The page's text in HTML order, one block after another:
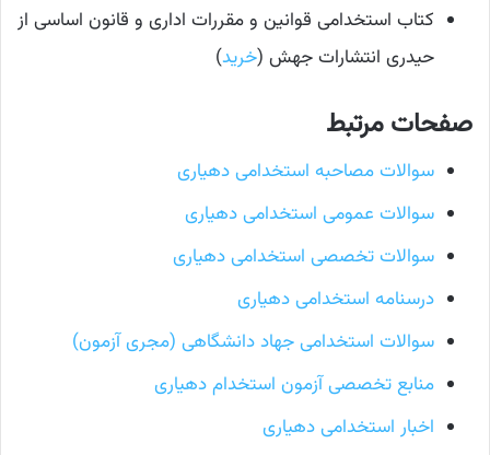
کتاب استخدامی قوانین و مقررات اداری و قانون اساسی از
حیدری انتشارات جهش (خرید)
صفحات مرتبط
سوالات مصاحبه استخدامی دهیاری
سوالات عمومی استخدامی دهیاری
سوالات تخصصی استخدامی دهیاری
درسنامه استخدامی دهیاری
سوالات استخدامی جهاد دانشگاهی (مجری آزمون)
منابع تخصصی آزمون استخدام دهیاری
اخبار استخدامی دهیاری